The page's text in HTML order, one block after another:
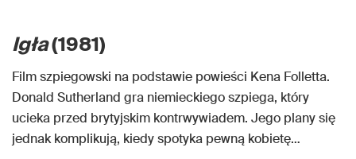
Igła(1981)
Film szpiegowski na podstawie powieści Kena Folletta.
Donald Sutherland gra niemieckiego szpiega, który
ucieka przed brytyjskim kontrwywiadem. Jego plany się
jednak komplikują, kiedy spotyka pewną kobietę…